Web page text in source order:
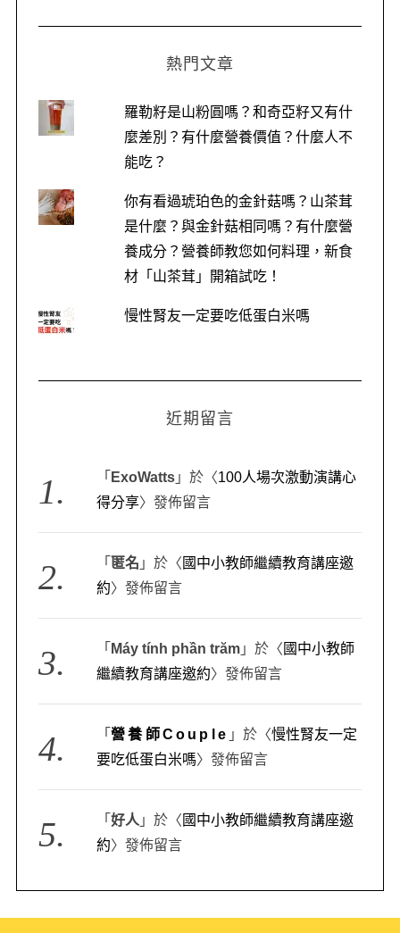
熱門文章
羅勒籽是山粉圓嗎？和奇亞籽又有什
麼差別？有什麼營養價值？什麼人不
能吃？
你有看過琥珀色的金針菇嗎？山茶茸
是什麼？與金針菇相同嗎？有什麼營
養成分？營養師教您如何料理，新食
材「山茶茸」開箱試吃！
慢性腎友一定要吃低蛋白米嗎
近期留言
「 ExoWatts 」於〈100人場次激動演講心
得分享〉發佈留言
「 匿名 」於〈 國中小教師繼續教育講座邀
約〉發佈留言
「 Máy tính phần trăm 」於〈 國中小教師
繼續教育講座邀約〉發佈留言
「營養師Couple 」於〈慢性腎友一定
要吃低蛋白米嗎〉發佈留言
「好人 」於〈 國中小教師繼續教育講座邀
約〉發佈留言
r
c
r
: